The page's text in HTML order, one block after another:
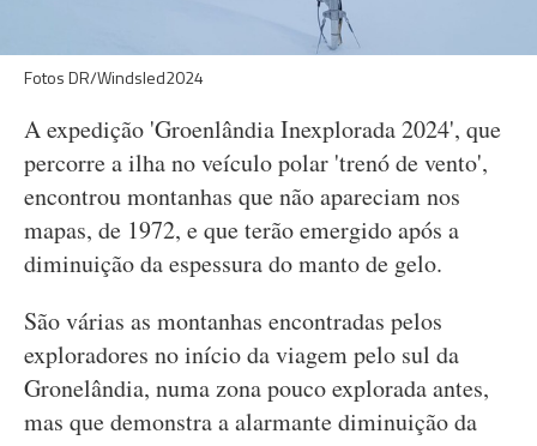
Fotos DR/Windsled2024
A expedição 'Groenlândia Inexplorada 2024', que
percorre a ilha no veículo polar 'trenó de vento',
encontrou montanhas que não apareciam nos
mapas, de 1972, e que terão emergido após a
diminuição da espessura do manto de gelo.
São várias as montanhas encontradas pelos
exploradores no início da viagem pelo sul da
Gronelândia, numa zona pouco explorada antes,
mas que demonstra a alarmante diminuição da